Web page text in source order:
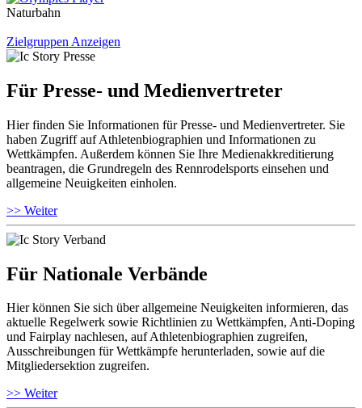
Naturbahn
Zielgruppen Anzeigen
Für Presse- und Medienvertreter
Hier finden Sie Informationen für Presse- und Medienvertreter. Sie
haben Zugriff auf Athletenbiographien und Informationen zu
Wettkämpfen. Außerdem können Sie Ihre Medienakkreditierung
beantragen, die Grundregeln des Rennrodelsports einsehen und
allgemeine Neuigkeiten einholen.
>> Weiter
Für Nationale Verbände
Hier können Sie sich über allgemeine Neuigkeiten informieren, das
aktuelle Regelwerk sowie Richtlinien zu Wettkämpfen, Anti-Doping
und Fairplay nachlesen, auf Athletenbiographien zugreifen,
Ausschreibungen für Wettkämpfe herunterladen, sowie auf die
Mitgliedersektion zugreifen.
>> Weiter